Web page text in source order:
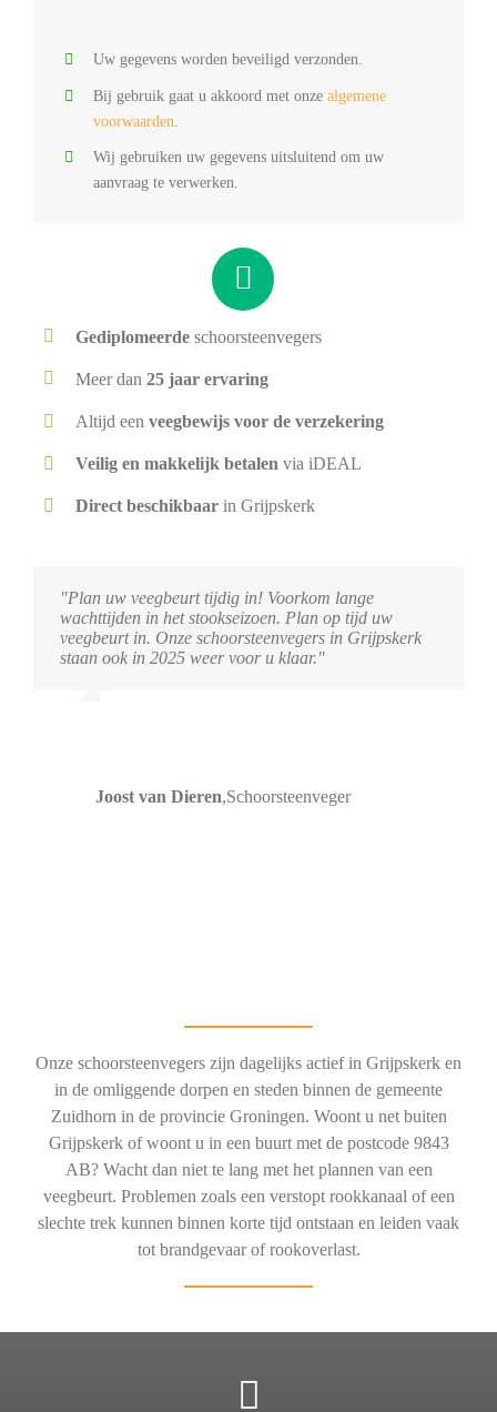
Uw gegevens worden beveiligd verzonden.
Bij gebruik gaat u akkoord met onze algemene
voorwaarden
Wij gebruiken uw gegevens uitsluitend om uw
aanvraag te verwerken.
Gediplomeerde schoorsteenvegers
Meer dan25 jaar ervaring
Altijd eenveegbewijs voor de verzekering
Veilig en makkelijk betalen via iDEAL
Direct beschikbaar in Grijpskerk
"Plan uw veegbeurt tijdig in! Voorkom lange
wachttijden in het stookseizoen. Plan op tijd uw
veegbeurt in. Onze schoorsteenvegers in Grijpskerk
staan ook in 2025 weer voor u klaar."
Joost van Dieren,Schoorsteenveger
Onze schoorsteenvegers zijn dagelijks actief in Grijpskerk en
in de omliggende dorpen en steden binnen de gemeente
Zuidhorn in de provincie Groningen. Woont u net buiten
Grijpskerk of woont u in een buurt met de postcode 9843
AB? Wacht dan niet te lang met het plannen van een
veegbeurt. Problemen zoals een verstopt rookkanaal of een
slechte trek kunnen binnen korte tijd ontstaan en leiden vaak
tot brandgevaar of rookoverlast.